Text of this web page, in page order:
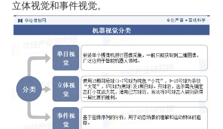
立体视觉和事件视觉。